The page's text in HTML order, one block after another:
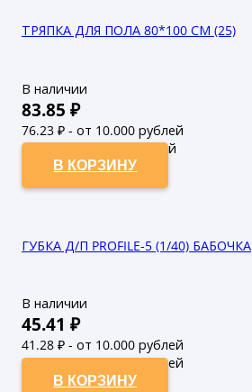
ТРЯПКА ДЛЯ ПОЛА 80*100 СМ (25)
В наличии
83.85 ₽
76.23 ₽ - от 10.000 рублей
69.3₽ - от 50.000 рублей
В КОРЗИНУ
ГУБКА Д/П PROFILE-5 (1/40) БАБОЧКА
В наличии
45.41 ₽
41.28 ₽ - от 10.000 рублей
37.53₽ - от 50.000 рублей
В КОРЗИНУ